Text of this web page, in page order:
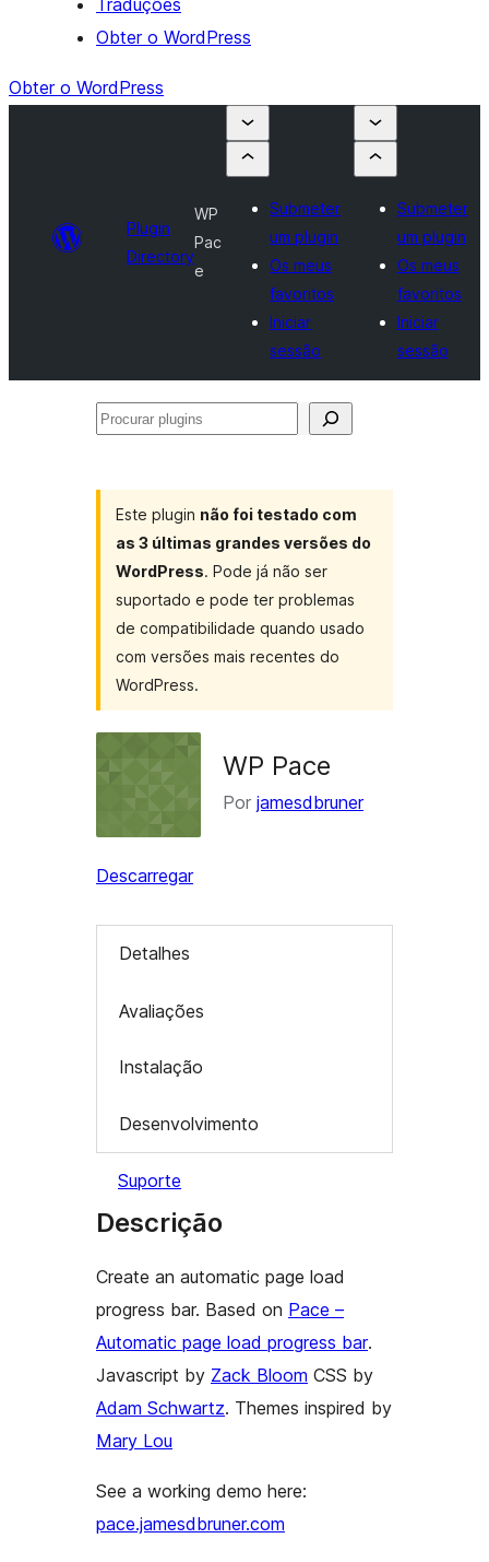
Traduções
Obter o WordPress
Obter o WordPress
Plugin
Directory
WP
Pac
e
Submeter
um plugin
Os meus
favoritos
Iniciar
sessão
Submeter
um plugin
Os meus
favoritos
Iniciar
sessão
Procurar
Este plugin não foi testado com
as 3 últimas grandes versões do
WordPress. Pode já não ser
suportado e pode ter problemas
de compatibilidade quando usado
com versões mais recentes do
WordPress.
WP Pace
Por jamesdbruner
Descarregar
Detalhes
Avaliações
Instalação
Desenvolvimento
Suporte
Descrição
Create an automatic page load
progress bar. Based on Pace –
Automatic page load progress bar.
Javascript by Zack Bloom CSS by
Adam Schwartz. Themes inspired by
Mary Lou
See a working demo here:
pace.jamesdbruner.com